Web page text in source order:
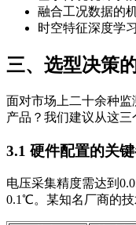
融合工况数据的
时空特征深度学
三、选型决策
面对市场上二十余种
产品？我们建议从这三
3.1 硬件配置的关
电压采集精度需达到
0.1℃。某知名厂商的技